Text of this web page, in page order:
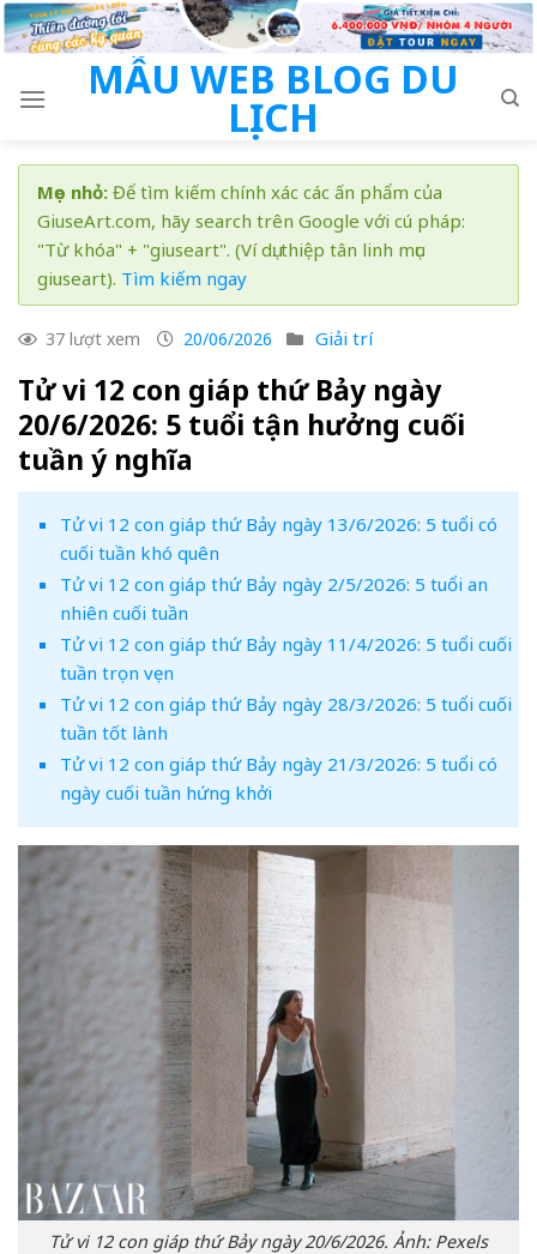
Skip
to
MẪU WEB BLOG DU
LỊCH
Mẹo nhỏ: Để tìm kiếm chính xác các ấn phẩm của
GiuseArt.com, hãy search trên Google với cú pháp:
"Từ khóa" + "giuseart". (Ví dụ: thiệp tân linh mục
giuseart). Tìm kiếm ngay
37 lượt xem 20/06/2026 Giải trí
Tử vi 12 con giáp thứ Bảy ngày
20/6/2026: 5 tuổi tận hưởng cuối
tuần ý nghĩa
Tử vi 12 con giáp thứ Bảy ngày 13/6/2026: 5 tuổi có
cuối tuần khó quên
Tử vi 12 con giáp thứ Bảy ngày 2/5/2026: 5 tuổi an
nhiên cuối tuần
Tử vi 12 con giáp thứ Bảy ngày 11/4/2026: 5 tuổi cuối
tuần trọn vẹn
Tử vi 12 con giáp thứ Bảy ngày 28/3/2026: 5 tuổi cuối
tuần tốt lành
Tử vi 12 con giáp thứ Bảy ngày 21/3/2026: 5 tuổi có
ngày cuối tuần hứng khởi
Tử vi 12 con giáp thứ Bảy ngày 20/6/2026. Ảnh: Pexels